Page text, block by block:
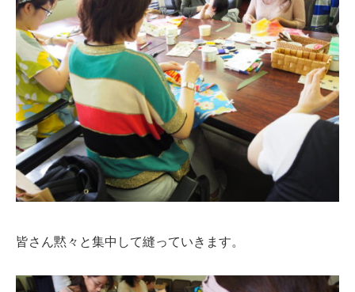
皆さん黙々と集中して縫っていきます。